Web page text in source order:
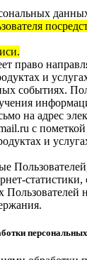
право
и
событиях.
на адрес
с
и
статистики,